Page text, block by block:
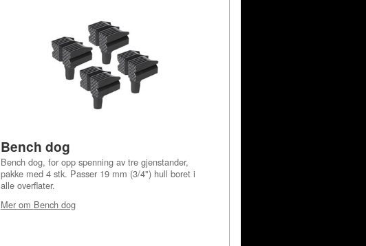
Bench dog
Bench dog, for opp spenning av tre gjenstander,
pakke med 4 stk. Passer 19 mm (3/4") hull boret i
alle overflater.
Mer om Bench dog